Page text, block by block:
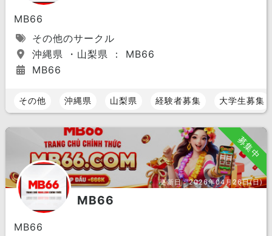
MB66
その他のサークル
沖縄県 ・山梨県 ： MB66
MB66
その他 沖縄県 山梨県 経験者募集 大学生募集
募集中
更新日：2026年04月26日(日)
MB66
MB66